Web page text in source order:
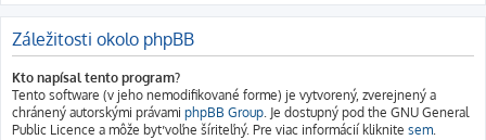
Záležitosti okolo phpBB
Kto napísal tento program?
Tento software (v jeho nemodifikované forme) je vytvorený, zverejnený a
chránený autorskými právami phpBB Group. Je dostupný pod the GNU General
Public Licence a môže byť voľne šíriteľný. Pre viac informácií kliknite sem.